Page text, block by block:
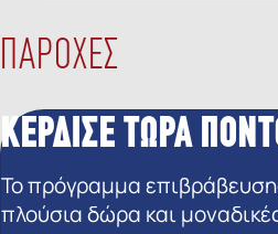
ΠΑΡΟΧΕΣ
ΚΕΡΔΙΣΕ ΤΩΡΑ
Το πρόγραμμα
πλούσια δώρα και